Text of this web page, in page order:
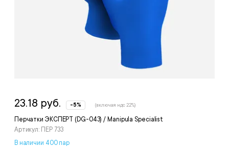
Перчатки ЭКСПЕРТ (DG-043) / Manipula Specialist
Артикул: ПЕР 733
23.18 руб. -5% (включая ндс 22%)
В наличии 400 пар